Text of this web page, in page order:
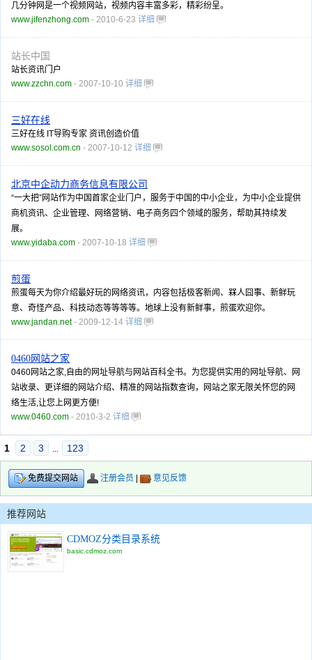
几分钟网是一个视频网站，视频内容丰富多彩，精彩纷呈。
www.jifenzhong.com - 2010-6-23 详细
站长中国
站长资讯门户
www.zzchn.com - 2007-10-10 详细
三好在线
三好在线 IT导购专家 资讯创造价值
www.sosol.com.cn - 2007-10-12 详细
北京中企动力商务信息有限公司
“一大把”网站作为中国首家企业门户，服务于中国的中小企业，为中小企业提供
商机资讯、企业管理、网络营销、电子商务四个领域的服务，帮助其持续发
展。
www.yidaba.com - 2007-10-18 详细
煎蛋
煎蛋每天为你介绍最好玩的网络资讯，内容包括极客新闻、槑人囧事、新鲜玩
意、奇怪产品、科技动态等等等等。地球上没有新鲜事，煎蛋欢迎你。
www.jandan.net- 2009-12-14 详细
0460网站之家
0460网站之家,自由的网址导航与网站百科全书。为您提供实用的网址导航、网
站收录、更详细的网站介绍、精准的网站指数查询，网站之家无限关怀您的网
络生活,让您上网更方便!
www.0460.com - 2010-3-2 详细
1 2 3 ... 123
免费提交网站 注册会员 意见反馈
推荐网站
CDMOZ分类目录系统
basic.cdmoz.com